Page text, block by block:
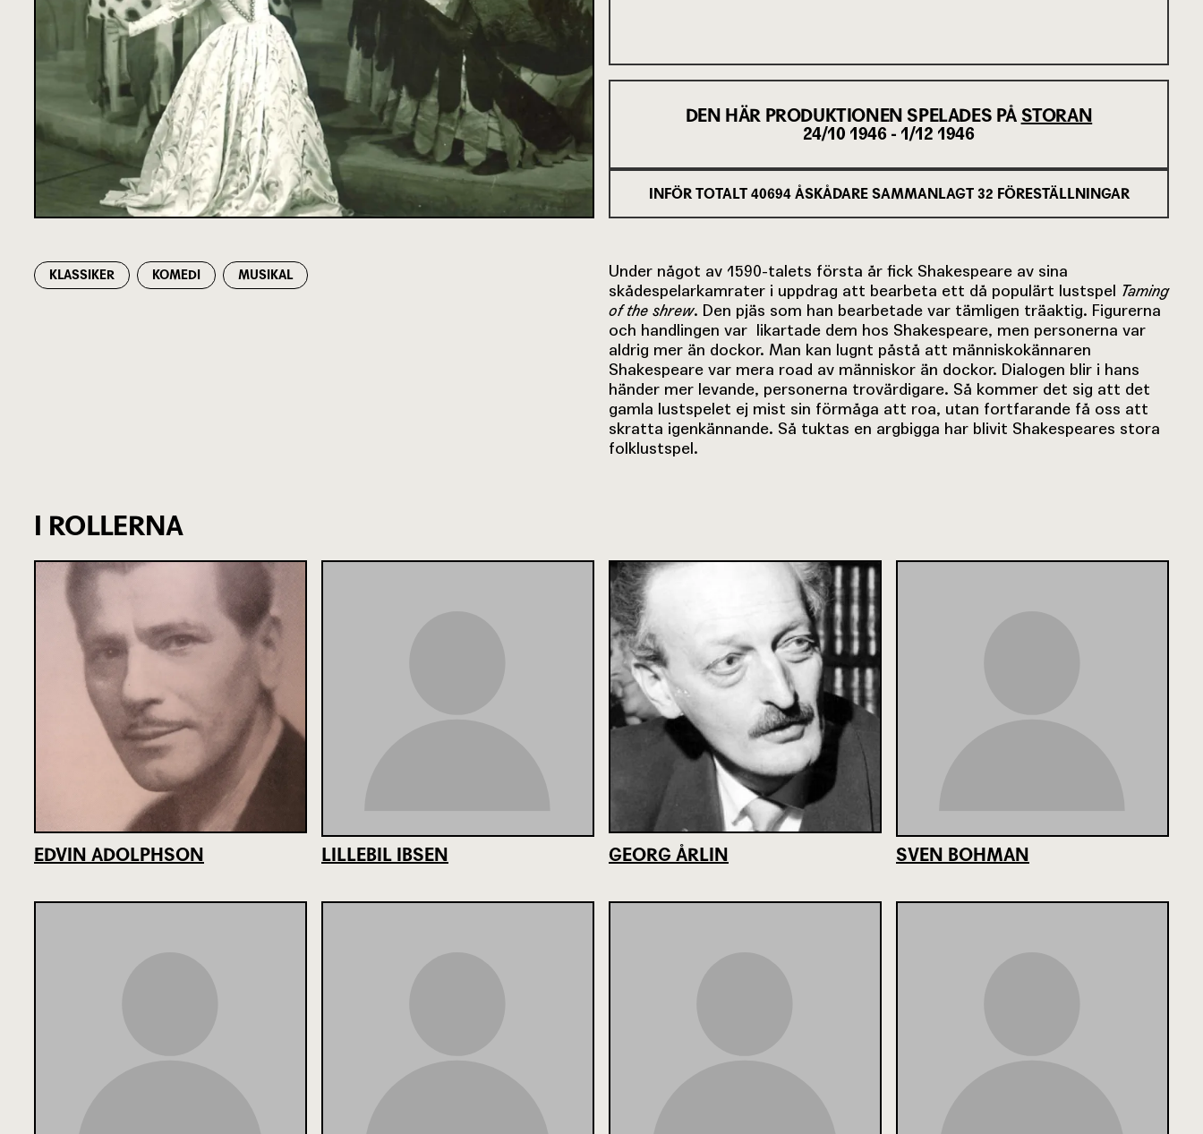
DEN HÄR PRODUKTIONEN SPELADES PÅ STORAN
24/10 1946 - 1/12 1946
INFÖR TOTALT 40694ÅSKÅDARE SAMMANLAGT 32 FÖRESTÄLLNINGAR
KLASSIKER KOMEDI MUSIKAL
Under något av 1590-talets första år fick Shakespeare av sina
skådespelarkamrater i uppdrag att bearbeta ett då populärt lustspel Taming
of the shrew. Den pjäs som han bearbetade var tämligen träaktig. Figurerna
och handlingen var likartade dem hos Shakespeare, men personerna var
aldrig mer än dockor. Man kan lugnt påstå att människokännaren
Shakespeare var mera road av människor än dockor. Dialogen blir i hans
händer mer levande, personerna trovärdigare. Så kommer det sig att det
gamla lustspelet ej mist sin förmåga att roa, utan fortfarande få oss att
skratta igenkännande. Så tuktas en argbigga har blivit Shakespeares stora
folklustspel.
I ROLLERNA
EDVIN ADOLPHSON LILLEBIL IBSEN GEORG ÅRLIN SVEN BOHMAN